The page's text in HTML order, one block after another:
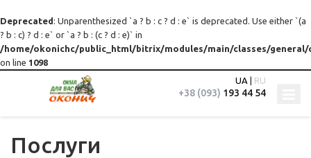
Deprecated : Unparenthesized `a ? b : c ? d : e` is deprecated. Use either `(a
? b : c) ? d : e` or `a ? b : (c ? d : e)` in
/home/okonichc/public_html/bitrix/modules/main/classes/general/
on line 1098
UA
RU
+38 (093) 193 44 54
Послуги